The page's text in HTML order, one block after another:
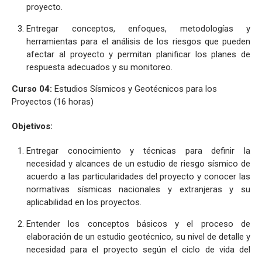
proyecto.
Entregar conceptos, enfoques, metodologías y
herramientas para el análisis de los riesgos que pueden
afectar al proyecto y permitan planificar los planes de
respuesta adecuados y su monitoreo.
Curso 04: Estudios Sísmicos y Geotécnicos para los
Proyectos (16 horas)
Objetivos:
Entregar conocimiento y técnicas para definir la
necesidad y alcances de un estudio de riesgo sísmico de
acuerdo a las particularidades del proyecto y conocer las
normativas sísmicas nacionales y extranjeras y su
aplicabilidad en los proyectos.
Entender los conceptos básicos y el proceso de
elaboración de un estudio geotécnico, su nivel de detalle y
necesidad para el proyecto según el ciclo de vida del